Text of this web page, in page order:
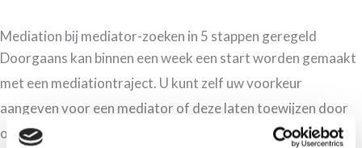
Mediation bij mediator-zoeken in 5 stappen geregeld
Doorgaans kan binnen een week een start worden gemaakt
met een mediationtraject. U kunt zelf uw voorkeur
aangeven voor een mediator of deze laten toewijzen door
ons.